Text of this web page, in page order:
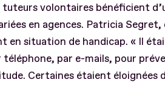
tuteurs volontaires bénéficient
en agences. Patricia
en situation de handicap. « Il
téléphone, par e-mails, pour
Certaines étaient éloignées